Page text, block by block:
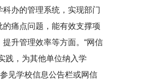
办的管理系统，实现部门
痛点问题，能有效支撑项
升管理效率等方面。“网信
践，为其他单位纳入学
见学校信息公告栏或网信